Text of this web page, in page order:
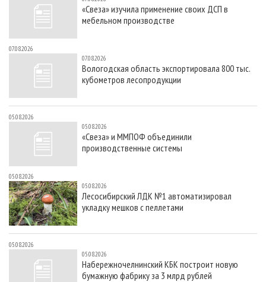
«Свеза» изучила применение своих ДСП в
мебельном производстве
07.08.2026
07.08.2026
Вологодская область экспортировала 800 тыс.
кубометров лесопродукции
05.08.2026
05.08.2026
«Свеза» и ММПОФ объединили
производственные системы
05.08.2026
05.08.2026
Лесосибирский ЛДК №1 автоматизировал
укладку мешков с пеллетами
05.08.2026
05.08.2026
Набережночелнинский КБК построит новую
бумажную фабрику за 3 млрд рублей